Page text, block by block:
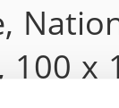
100 x